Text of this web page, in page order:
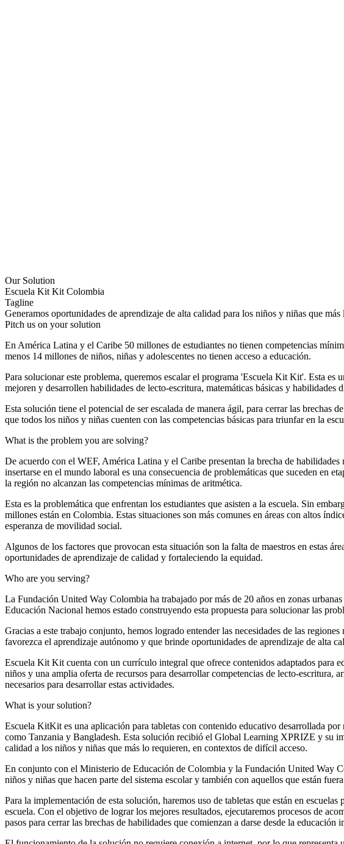
Our Solution
Escuela Kit Kit Colombia
Tagline
Generamos oportunidades de aprendizaje de alta calidad para los niños y niñas que
Pitch us on your solution
En América Latina y el Caribe 50 millones de estudiantes no tienen competencias
menos 14 millones de niños, niñas y adolescentes no tienen acceso a educación.
Para solucionar este problema, queremos escalar el programa 'Escuela Kit Kit'. Esta
mejoren y desarrollen habilidades de lecto-escritura, matemáticas básicas y habilidades
Esta solución tiene el potencial de ser escalada de manera ágil, para cerrar las
que todos los niños y niñas cuenten con las competencias básicas para triunfar en la
What is the problem you are solving?
De acuerdo con el WEF, América Latina y el Caribe presentan la brecha de
insertarse en el mundo laboral es una consecuencia de problemáticas que suceden en
la región no alcanzan las competencias mínimas de aritmética.
Esta es la problemática que enfrentan los estudiantes que asisten a la escuela. Sin
millones están en Colombia. Estas situaciones son más comunes en áreas con altos
esperanza de movilidad social.
Algunos de los factores que provocan esta situación son la falta de maestros en estas
oportunidades de aprendizaje de calidad y fortaleciendo la equidad.
Who are you serving?
La Fundación United Way Colombia ha trabajado por más de 20 años en zonas
Educación Nacional hemos estado construyendo esta propuesta para solucionar las
Gracias a este trabajo conjunto, hemos logrado entender las necesidades de las
favorezca el aprendizaje autónomo y que brinde oportunidades de aprendizaje de alta
Escuela Kit Kit cuenta con un currículo integral que ofrece contenidos adaptados para
niños y una amplia oferta de recursos para desarrollar competencias de lecto-escritura,
necesarios para desarrollar estas actividades.
What is your solution?
Escuela KitKit es una aplicación para tabletas con contenido educativo desarrollada
como Tanzania y Bangladesh. Esta solución recibió el Global Learning XPRIZE y su
calidad a los niños y niñas que más lo requieren, en contextos de difícil acceso.
En conjunto con el Ministerio de Educación de Colombia y la Fundación United Way
niños y niñas que hacen parte del sistema escolar y también con aquellos que están
Para la implementación de esta solución, haremos uso de tabletas que están en
escuela. Con el objetivo de lograr los mejores resultados, ejecutaremos procesos de
pasos para cerrar las brechas de habilidades que comienzan a darse desde la